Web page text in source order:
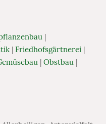
|
| Friedhofsgärtnerei|
| Obstbau|